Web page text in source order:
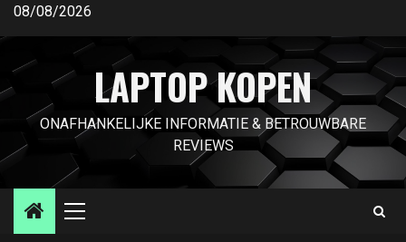
Ga
inhoud
08/08/2026
LAPTOP KOPEN
ONAFHANKELIJKE INFORMATIE & BETROUWBARE
REVIEWS
Primair